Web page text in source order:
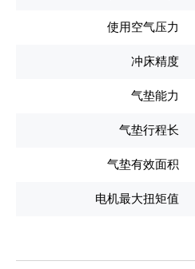
使用空气压力
冲床精度
气垫能力
气垫行程长
气垫有效面积
电机最大扭矩值